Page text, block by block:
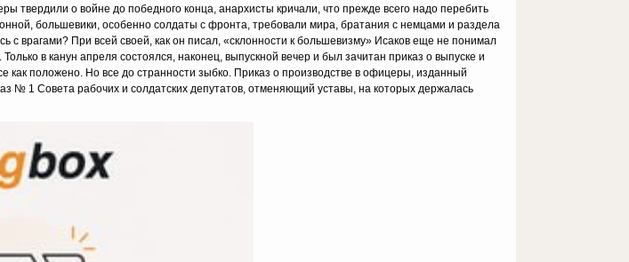
твердили о войне до победного конца, анархисты кричали, что прежде всего надо перебить
большевики, особенно солдаты с фронта, требовали мира, братания с немцами и раздела
врагами? При всей своей, как он писал, «склонности к большевизму» Исаков еще не понимал
в канун апреля состоялся, наконец, выпускной вечер и был зачитан приказ о выпуске и
положено. Но все до странности зыбко. Приказ о производстве в офицеры, изданный
№ 1 Совета рабочих и солдатских депутатов, отменяющий уставы, на которых держалась